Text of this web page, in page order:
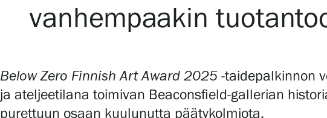
Yhteystiedot
Serlachius Taidesauna
Serlachius Art & Sauna Express
vanhempaakin
Below Zero Finnish Art Award 2025 -taidepalkinnon
ja ateljeetilana toimivan Beaconsfield-gallerian
purettuun osaan kuulunutta päätykolmiota.